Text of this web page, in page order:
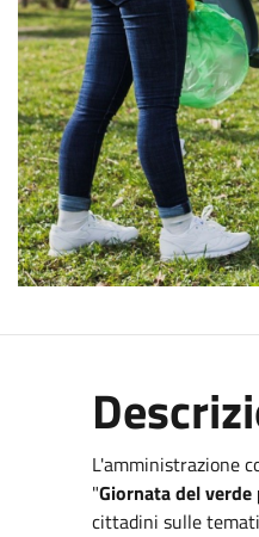
L'amministrazione
"Giornata del
cittadini sulle